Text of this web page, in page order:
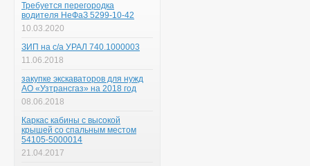
Требуется перегородка
водителя НеФаЗ 5299-10-42
10.03.2020
ЗИП на с/а УРАЛ 740.1000003
11.06.2018
закупке экскаваторов для нужд
АО «Узтрансгаз» на 2018 год
08.06.2018
Каркас кабины с высокой
крышей со спальным местом
54105-5000014
21.04.2017